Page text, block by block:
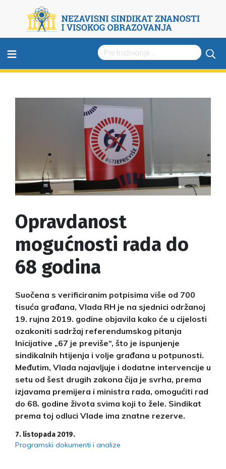
≡
Opravdanost
mogućnosti rada do
68 godina
Suočena s verificiranim potpisima više od 700
tisuća građana, Vlada RH je na sjednici održanoj
19. rujna 2019. godine objavila kako će u cijelosti
ozakoniti sadržaj referendumskog pitanja
Inicijative „67 je previše“, što je ispunjenje
sindikalnih htijenja i volje građana u potpunosti.
Međutim, Vlada najavljuje i dodatne intervencije u
setu od šest drugih zakona čija je svrha, prema
izjavama premijera i ministra rada, omogućiti rad
do 68. godine života svima koji to žele. Sindikat
prema toj odluci Vlade ima znatne rezerve.
7. listopada 2019.
Programski dokumenti i analize